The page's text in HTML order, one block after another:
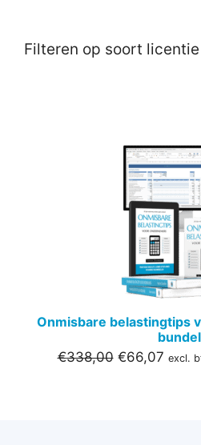
Filteren op soort licentie
Onmisbare belastingtips
bundel
€338,00 €66,07 excl.